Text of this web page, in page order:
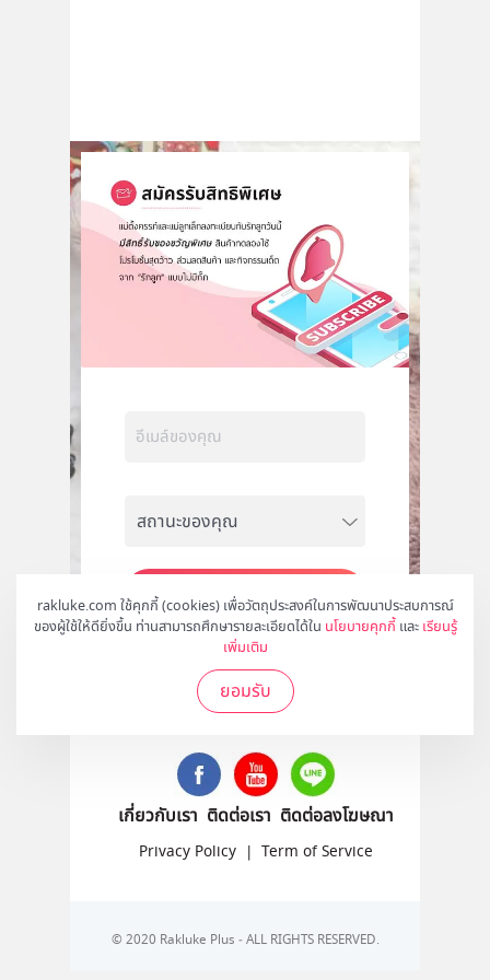
rakluke.com ใช้คุกกี้ (cookies) เพื่อวัตถุประสงค์ในการพัฒนาประสบการณ์
ของผู้ใช้ให้ดียิ่งขึ้น ท่านสามารถศึกษารายละเอียดได้ใน นโยบายคุกกี้ และ เรียนรู้
เพิ่มเติม
ยอมรับ
สมัคร
ติดตามเราได้ที่
เกี่ยวกับเรา ติดต่อเรา ติดต่อลงโฆษณา
Privacy Policy | Term of Service
© 2020 Rakluke Plus - ALL RIGHTS RESERVED.